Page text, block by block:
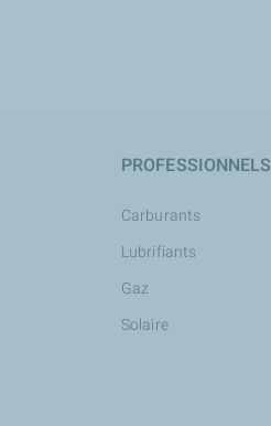
PROFESSIONNELS
Carburants
Lubrifiants
Gaz
Solaire